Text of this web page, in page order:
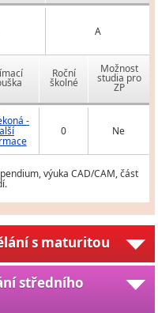
A
Roční
školné
Možnost
studia pro
ZP
-
0 Ne
výuka CAD/CAM, část
s maturitou
středního